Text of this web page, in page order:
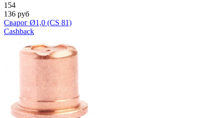
154
136 руб
Сварог Ø1,0 (CS 81)
Cashback